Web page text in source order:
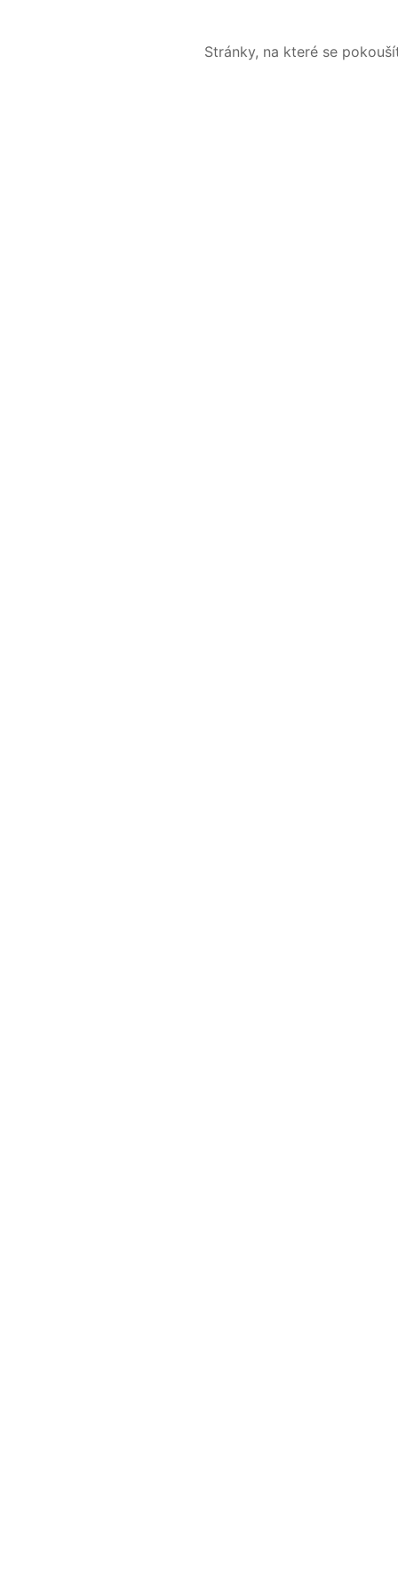
Stránky, na které se